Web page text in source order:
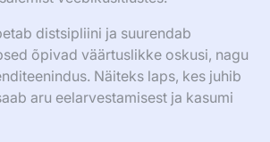
distsipliini ja suurendab
õpivad väärtuslikke oskusi, nagu
Näiteks laps, kes juhib
aru eelarvestamisest ja kasumi